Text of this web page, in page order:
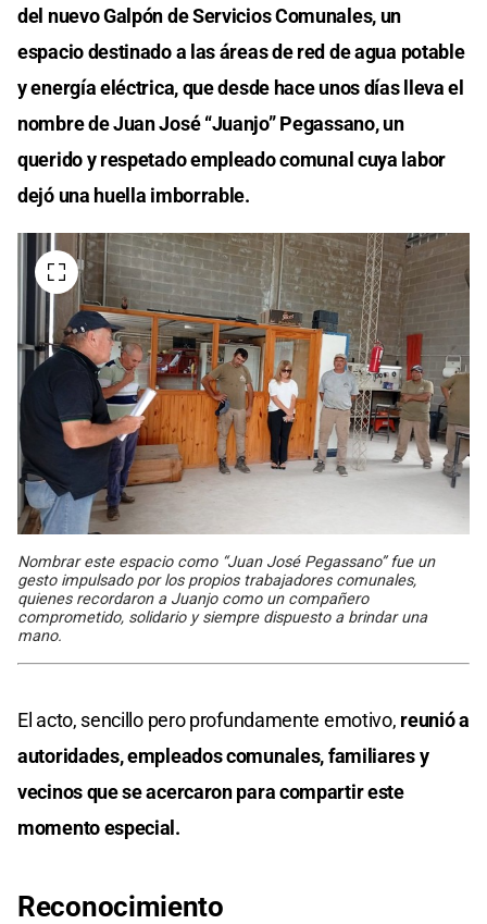
del nuevo Galpón de Servicios Comunales, un
espacio destinado a las áreas de red de agua potable
y energía eléctrica, que desde hace unos días lleva el
nombre de Juan José “Juanjo” Pegassano, un
querido y respetado empleado comunal cuya labor
dejó una huella imborrable.
Nombrar este espacio como “Juan José Pegassano” fue un
gesto impulsado por los propios trabajadores comunales,
quienes recordaron a Juanjo como un compañero
comprometido, solidario y siempre dispuesto a brindar una
mano.
El acto, sencillo pero profundamente emotivo, reunió a
autoridades, empleados comunales, familiares y
vecinos que se acercaron para compartir este
momento especial.
Reconocimiento